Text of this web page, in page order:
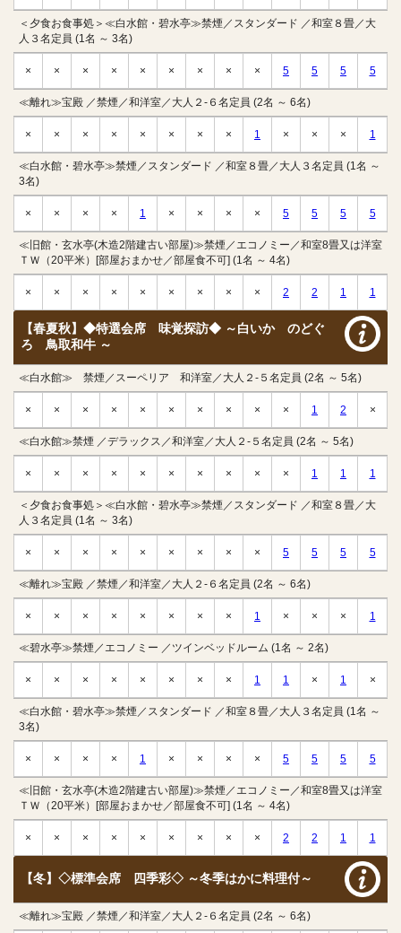
＜夕食お食事処＞≪白水館・碧水亭≫禁煙／スタンダード ／和室８畳／大
人３名定員 (1名 ～ 3名)
× × × × × × × × × 5 5 5 5
≪離れ≫宝殿 ／禁煙／和洋室／大人２-６名定員 (2名 ～ 6名)
× × × × × × × × 1 × × × 1
≪白水館・碧水亭≫禁煙／スタンダード ／和室８畳／大人３名定員 (1名 ～
3名)
× × × × 1 × × × × 5 5 5 5
≪旧館・玄水亭(木造2階建古い部屋)≫禁煙／エコノミー／和室8畳又は洋室
ＴＷ（20平米）[部屋おまかせ／部屋食不可] (1名 ～ 4名)
× × × × × × × × × 2 2 1 1
【春夏秋】◆特選会席 味覚探訪◆ ～白いか のどぐ
ろ 鳥取和牛 ～
≪白水館≫ 禁煙／スーペリア 和洋室／大人２-５名定員 (2名 ～ 5名)
× × × × × × × × × × 1 2 ×
≪白水館≫禁煙 ／デラックス／和洋室／大人２-５名定員 (2名 ～ 5名)
× × × × × × × × × × 1 1 1
＜夕食お食事処＞≪白水館・碧水亭≫禁煙／スタンダード ／和室８畳／大
人３名定員 (1名 ～ 3名)
× × × × × × × × × 5 5 5 5
≪離れ≫宝殿 ／禁煙／和洋室／大人２-６名定員 (2名 ～ 6名)
× × × × × × × × 1 × × × 1
≪碧水亭≫禁煙／エコノミー ／ツインベッドルーム (1名 ～ 2名)
× × × × × × × × 1 1 × 1 ×
≪白水館・碧水亭≫禁煙／スタンダード ／和室８畳／大人３名定員 (1名 ～
3名)
× × × × 1 × × × × 5 5 5 5
≪旧館・玄水亭(木造2階建古い部屋)≫禁煙／エコノミー／和室8畳又は洋室
ＴＷ（20平米）[部屋おまかせ／部屋食不可] (1名 ～ 4名)
× × × × × × × × × 2 2 1 1
【冬】◇標準会席 四季彩◇ ～冬季はかに料理付～
≪離れ≫宝殿 ／禁煙／和洋室／大人２-６名定員 (2名 ～ 6名)